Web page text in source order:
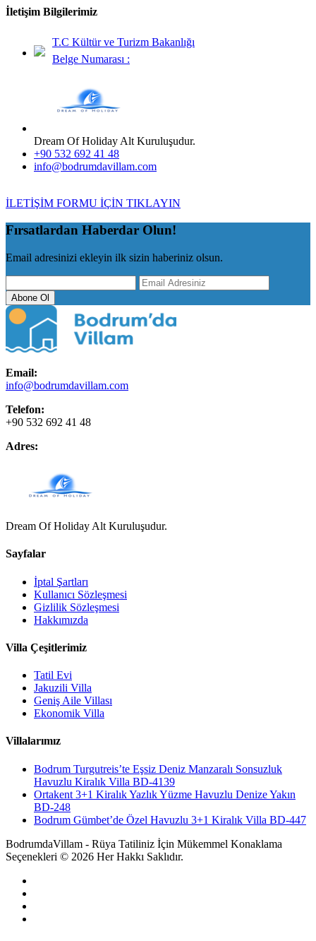
İletişim Bilgilerimiz
T.C Kültür ve Turizm Bakanlığı
Belge Numarası :
Dream Of Holiday Alt Kuruluşudur.
+90 532 692 41 48
info@bodrumdavillam.com
İLETİŞİM FORMU İÇİN TIKLAYIN
Fırsatlardan Haberdar Olun!
Email adresinizi ekleyin ilk sizin haberiniz olsun.
Abone Ol
Email:
info@bodrumdavillam.com
Telefon:
+90 532 692 41 48
Adres:
Dream Of Holiday Alt Kuruluşudur.
Sayfalar
İptal Şartları
Kullanıcı Sözleşmesi
Gizlilik Sözleşmesi
Hakkımızda
Villa Çeşitlerimiz
Tatil Evi
Jakuzili Villa
Geniş Aile Villası
Ekonomik Villa
Villalarımız
Bodrum Turgutreis’te Eşsiz Deniz Manzaralı Sonsuzluk
Havuzlu Kiralık Villa BD-4139
Ortakent 3+1 Kiralık Yazlık Yüzme Havuzlu Denize Yakın
BD-248
Bodrum Gümbet’de Özel Havuzlu 3+1 Kiralık Villa BD-447
BodrumdaVillam - Rüya Tatiliniz İçin Mükemmel Konaklama
Seçenekleri © 2026 Her Hakkı Saklıdır.